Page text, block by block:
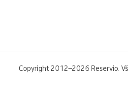
Copyright 2012–2026 Reservio.